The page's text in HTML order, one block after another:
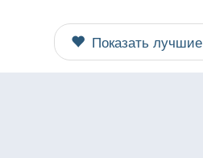
Показать лучшие